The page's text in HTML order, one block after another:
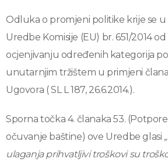
Odluka o promjeni politike krije se u
Uredbe Komisije (EU) br. 651/2014 od
ocjenjivanju određenih kategorija
unutarnjim tržištem u primjeni
Ugovora ( SL L 187, 26.6.2014.).
Sporna točka 4. članaka 53.
očuvanje baštine) ove Uredbe glasi
ulaganja prihvatljivi troškovi su